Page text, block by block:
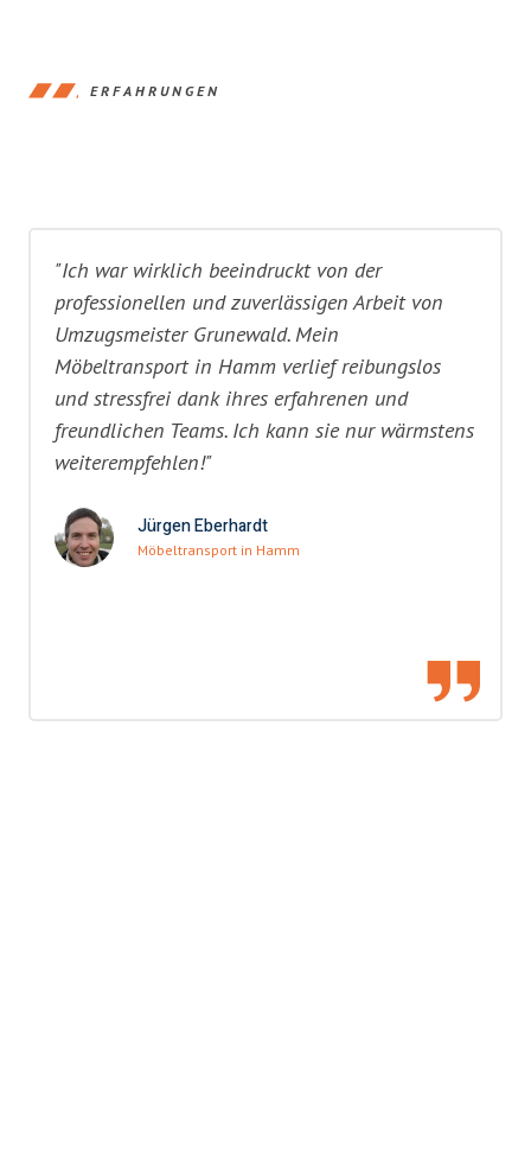
ERFAHRUNGEN
"Ich war wirklich beeindruckt von der
professionellen und zuverlässigen Arbeit von
Umzugsmeister Grunewald. Mein
Möbeltransport in Hamm verlief reibungslos
und stressfrei dank ihres erfahrenen und
freundlichen Teams. Ich kann sie nur wärmstens
weiterempfehlen!"
Jürgen Eberhardt
Möbeltransport in Hamm